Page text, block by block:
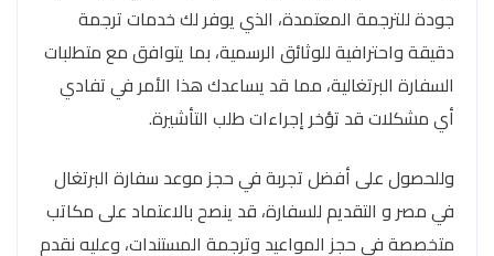
جودة للترجمة المعتمدة، الذي يوفر لك خدمات ترجمة
دقيقة واحترافية للوثائق الرسمية، بما يتوافق مع متطلبات
السفارة البرتغالية، مما قد يساعدك هذا الأمر في تفادي
أي مشكلات قد تؤخر إجراءات طلب التأشيرة.
وللحصول على أفضل تجربة في حجز موعد سفارة البرتغال
في مصر و التقديم للسفارة، قد ينصح بالاعتماد على مكاتب
متخصصة في حجز المواعيد وترجمة المستندات، وعليه نقدم